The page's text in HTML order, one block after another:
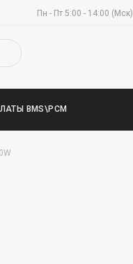
Пн - Пт 5:00 - 14:00 (Мск)
BMS\PCM